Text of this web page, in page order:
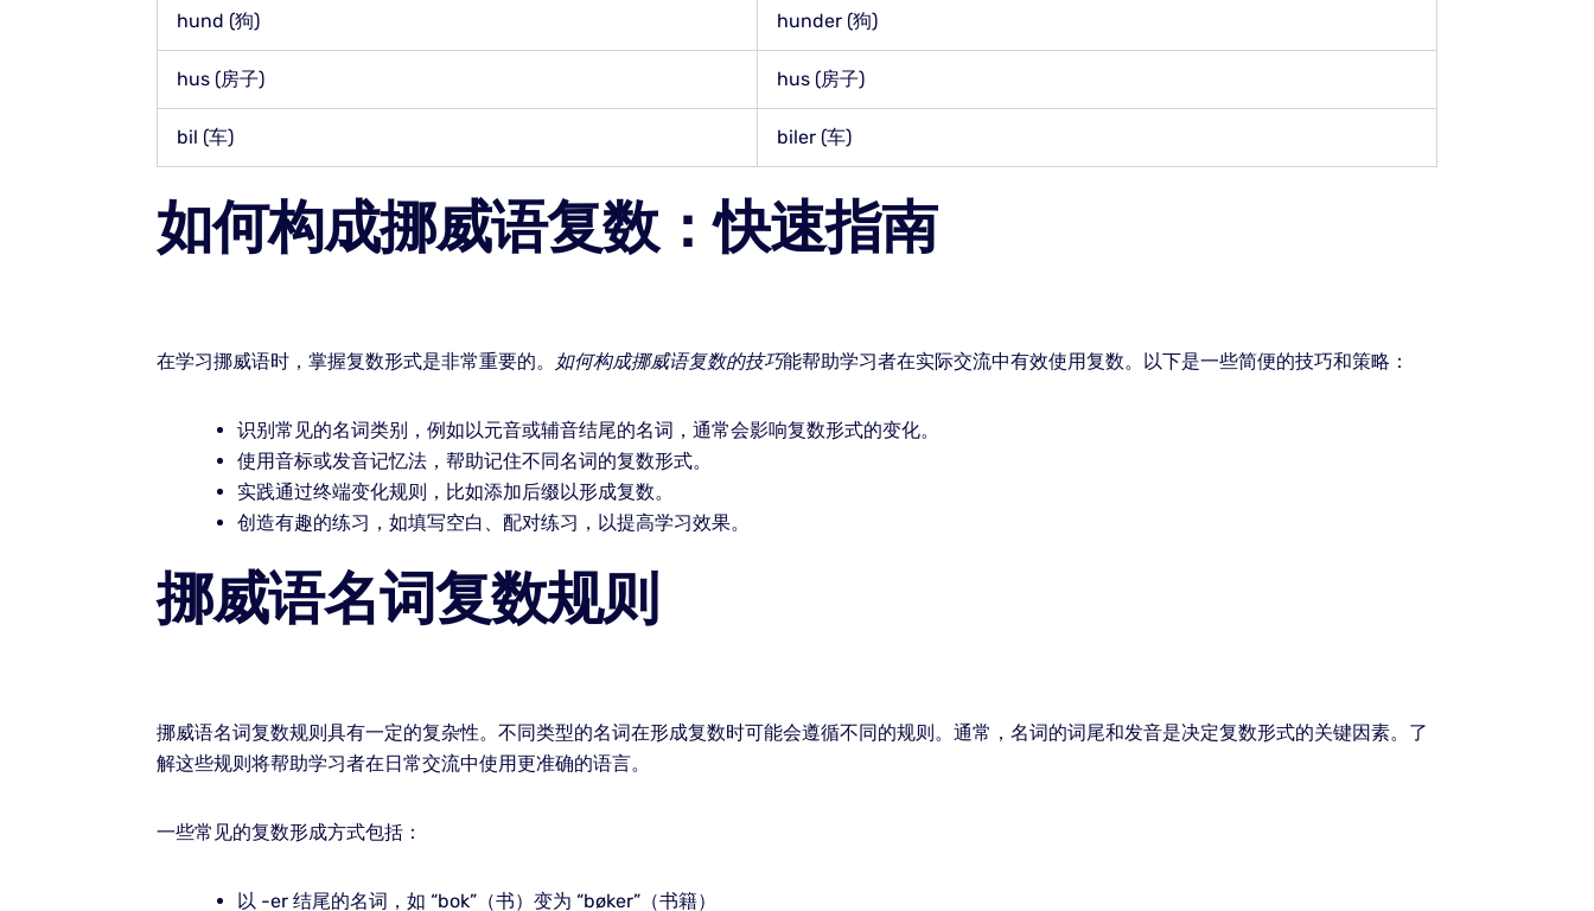
hund (狗) hunder (狗)
hus (房子) hus (房子)
bil (车) biler (车)
如何构成挪威语复数：快速指南
在学习挪威语时，掌握复数形式是非常重要的。 如何构成挪威语复数的技巧能帮助学习者在实际交流中有效使用复数。以下是一些简便的技巧和策略：
识别常见的名词类别，例如以元音或辅音结尾的名词，通常会影响复数形式的变化。
使用音标或发音记忆法，帮助记住不同名词的复数形式。
实践通过终端变化规则，比如添加后缀以形成复数。
创造有趣的练习，如填写空白、配对练习，以提高学习效果。
挪威语名词复数规则
挪威语名词复数规则具有一定的复杂性。不同类型的名词在形成复数时可能会遵循不同的规则。通常，名词的词尾和发音是决定复数形式的关键因素。了
解这些规则将帮助学习者在日常交流中使用更准确的语言。
一些常见的复数形成方式包括：
以 -er 结尾的名词，如 “bok”（书）变为 “bøker”（书籍）